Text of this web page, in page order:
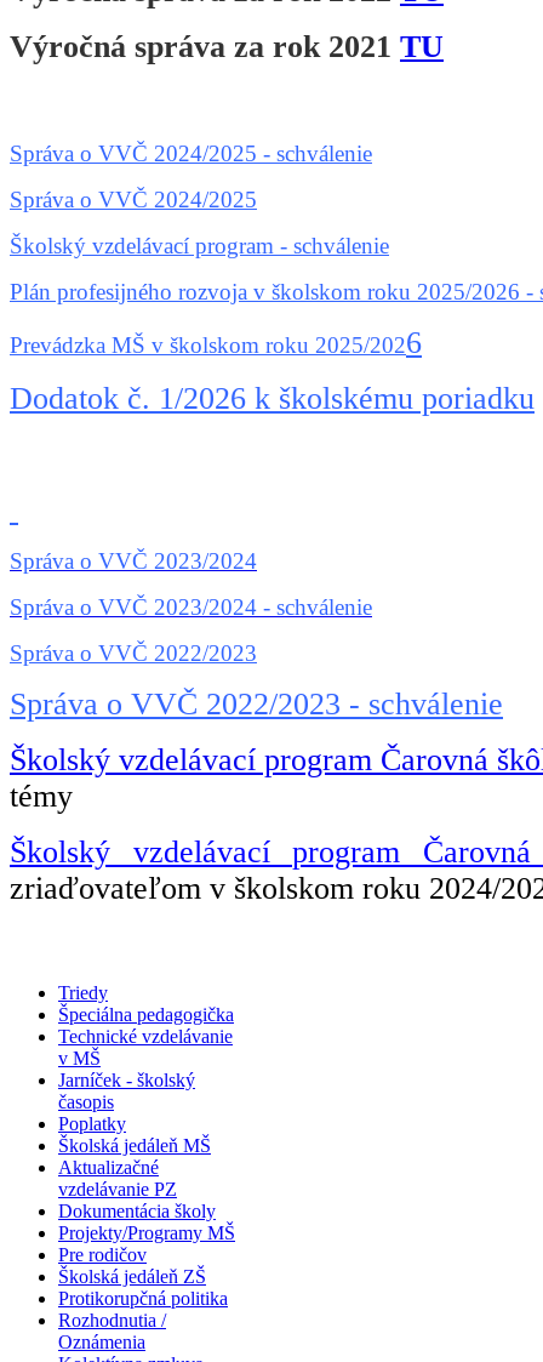
Výročná správa za rok 2021 TU
Správa o VVČ 2024/2025 - schválenie
Správa o VVČ 2024/2025
Školský vzdelávací program - schválenie
Plán profesijného rozvoja v školskom roku 2025/2026 -
Prevádzka MŠ v školskom roku 2025/2026
Dodatok č. 1/2026 k školskému poriadku
Správa o VVČ 2023/2024
Správa o VVČ 2023/2024 - schválenie
Správa o VVČ 2022/2023
Správa o VVČ 2022/2023 - schválenie
Školský vzdelávací program Čarovná
témy
Školský vzdelávací program
zriaďovateľom v školskom roku 2024/
Triedy
Špeciálna pedagogička
Technické vzdelávanie
v MŠ
Jarníček - školský
časopis
Poplatky
Školská jedáleň MŠ
Aktualizačné
vzdelávanie PZ
Dokumentácia školy
Projekty/Programy MŠ
Pre rodičov
Školská jedáleň ZŠ
Protikorupčná politika
Rozhodnutia /
Oznámenia